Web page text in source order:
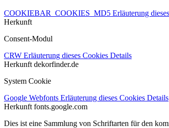
COOKIEBAR_COOKIES_MD5 Erläuterung
Herkunft
Consent-Modul
CRW Erläuterung dieses Cookies Details
Herkunft dekorfinder.de
System Cookie
Google Webfonts Erläuterung dieses Cookies Details
Herkunft fonts.google.com
Dies ist eine Sammlung von Schriftarten für den